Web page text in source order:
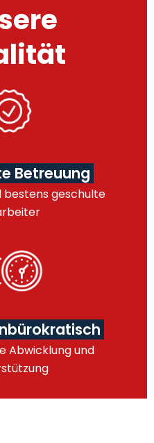
Betreuung
bestens geschulte
Abwicklung und